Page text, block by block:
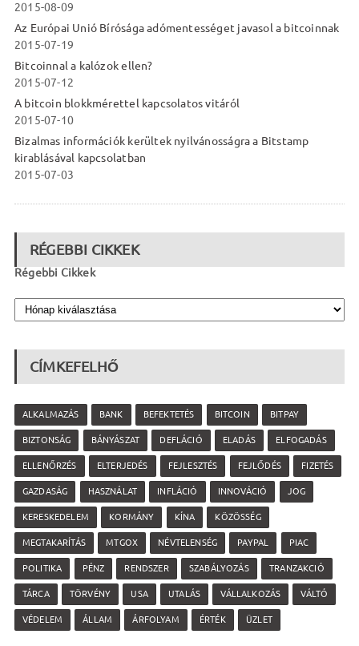
2015-08-09
Az Európai Unió Bírósága adómentességet javasol a bitcoinnak
2015-07-19
Bitcoinnal a kalózok ellen?
2015-07-12
A bitcoin blokkmérettel kapcsolatos vitáról
2015-07-10
Bizalmas információk kerültek nyilvánosságra a Bitstamp
kirablásával kapcsolatban
2015-07-03
RÉGEBBI CIKKEK
Régebbi Cikkek
CÍMKEFELHŐ
ALKALMAZÁS BANK BEFEKTETÉS BITCOIN BITPAY
BIZTONSÁG BÁNYÁSZAT DEFLÁCIÓ ELADÁS ELFOGADÁS
ELLENŐRZÉS ELTERJEDÉS FEJLESZTÉS FEJLŐDÉS FIZETÉS
GAZDASÁG HASZNÁLAT INFLÁCIÓ INNOVÁCIÓ JOG
KERESKEDELEM KORMÁNY KÍNA KÖZÖSSÉG
MEGTAKARÍTÁS MTGOX NÉVTELENSÉG PAYPAL PIAC
POLITIKA PÉNZ RENDSZER SZABÁLYOZÁS TRANZAKCIÓ
TÁRCA TÖRVÉNY USA UTALÁS VÁLLALKOZÁS VÁLTÓ
VÉDELEM ÁLLAM ÁRFOLYAM ÉRTÉK ÜZLET